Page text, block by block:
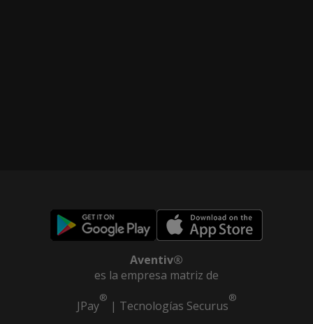
Aventiv®
es la empresa matriz de
JPay
®
| Tecnologías Securus
®